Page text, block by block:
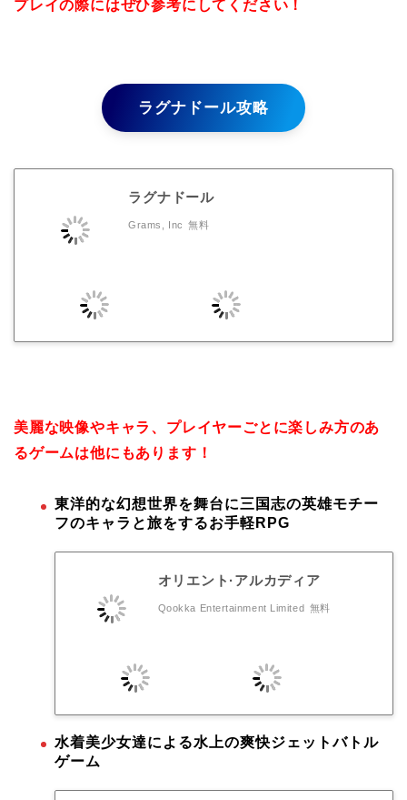
プレイの際にはぜひ参考にしてください！
ラグナドール攻略
ラグナドール
Grams, Inc 無料
美麗な映像やキャラ、プレイヤーごとに楽しみ方のあ
るゲームは他にもあります！
東洋的な幻想世界を舞台に三国志の英雄モチー
フのキャラと旅をするお手軽RPG
オリエント·アルカディア
Qookka Entertainment Limited 無料
水着美少女達による水上の爽快ジェットバトル
ゲーム